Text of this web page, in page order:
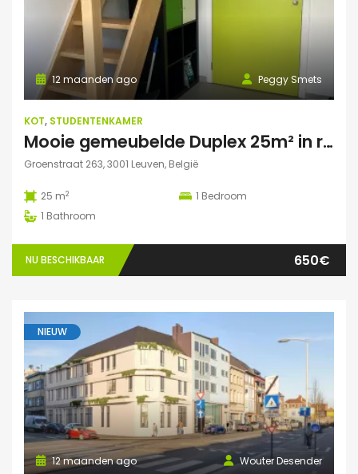
Peggy Smets
12 maanden ago
KOT, STUDENTENKAMER
Mooie gemeubelde Duplex 25m² in residentie met tuin
Groenstraat 263, 3001 Leuven, België
25 m2 1 Bedroom
1 Bathroom
NU BESCHIKBAAR 650€
NIEUW
Wouter Desender
12 maanden ago